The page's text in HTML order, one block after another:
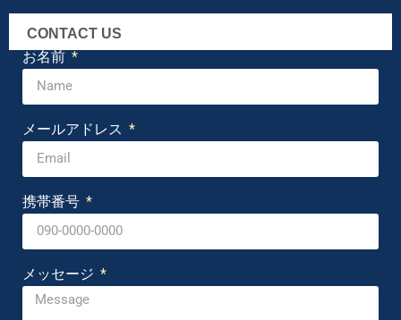
CONTACT US
お名前
メールアドレス
携帯番号
メッセージ